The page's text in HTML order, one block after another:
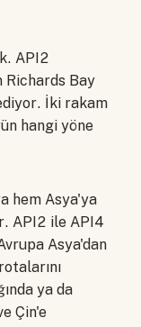
API2
Richards Bay
İki rakam
hangi yöne
hem Asya'ya
API2 ile API4
Asya'dan
ya da
Çin'e